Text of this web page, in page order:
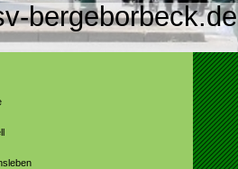
bergeborbeck.de